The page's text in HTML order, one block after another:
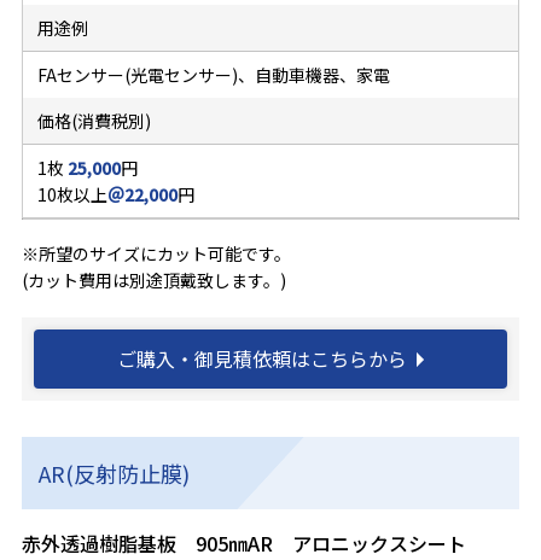
用途例
FAセンサー(光電センサー)、自動車機器、家電
価格(消費税別)
1枚 25,000円
10枚以上＠22,000円
※所望のサイズにカット可能です。
(カット費用は別途頂戴致します。)
ご購入・御見積依頼はこちらから
AR(反射防止膜)
赤外透過樹脂基板 905㎚AR アロニックスシート